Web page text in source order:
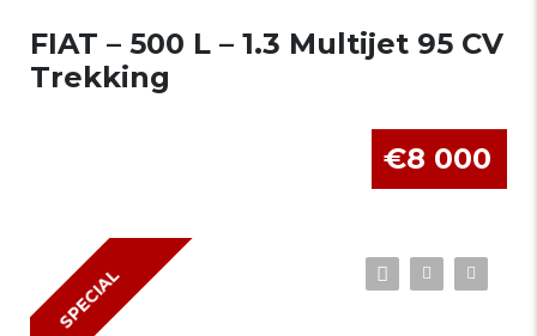
FIAT – 500 L – 1.3 Multijet 95 CV
Trekking
€8 000
SPECIAL